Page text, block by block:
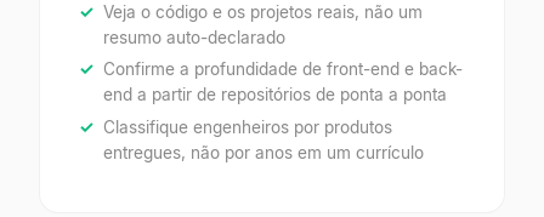
Veja o código e os projetos reais, não um
resumo auto-declarado
Confirme a profundidade de front-end e back-
end a partir de repositórios de ponta a ponta
Classifique engenheiros por produtos
entregues, não por anos em um currículo